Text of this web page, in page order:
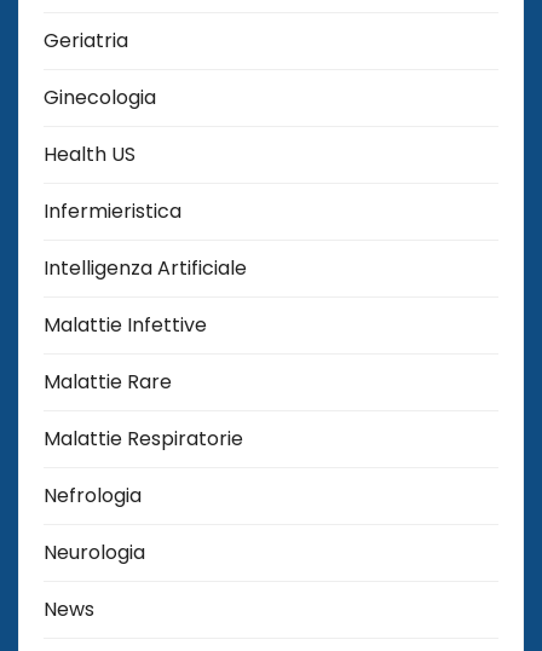
Geriatria
Ginecologia
Health US
Infermieristica
Intelligenza Artificiale
Malattie Infettive
Malattie Rare
Malattie Respiratorie
Nefrologia
Neurologia
News